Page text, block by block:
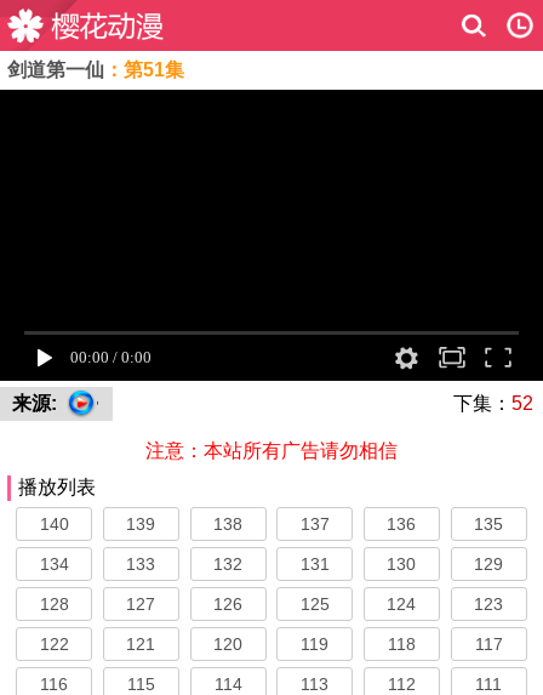
剑道第一仙 ：第51集
来源: 下集： 52
注意：本站所有广告请勿相信
播放列表
140 139 138 137 136 135
134 133 132 131 130 129
128 127 126 125 124 123
122 121 120 119 118 117
116 115 114 113 112 111